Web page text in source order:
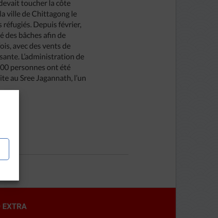
toucher la côte
ville de Chittagong le
réfugiés. Depuis février,
des bâches afin de
avec des vents de
L’administration de
personnes ont été
au Sree Jagannath, l’un